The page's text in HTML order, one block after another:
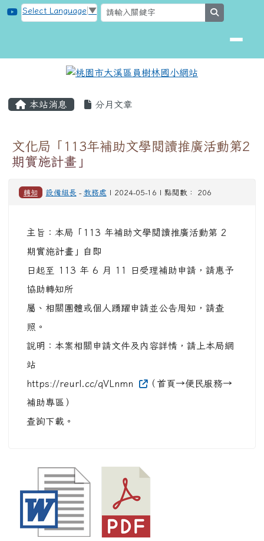
跳至主內容區
桃園市大溪區員樹林國小網站
Select Language ▼
本站消息 分月文章
文化局「113年補助文學閱讀推廣活動第2
期實施計畫」
轉知 設備組長 - 教務處 | 2024-05-16 | 點閱數： 206
主旨：本局「113 年補助文學閱讀推廣活動第 2
期實施計畫」自即
日起至 113 年 6 月 11 日受理補助申請，請惠予
協助轉知所
屬、相關團體或個人踴躍申請並公告周知，請查
照。
說明：本案相關申請文件及內容詳情，請上本局網
站
https://reurl.cc/qVLnmn
（首頁→便民服務→
補助專區）
查詢下載。